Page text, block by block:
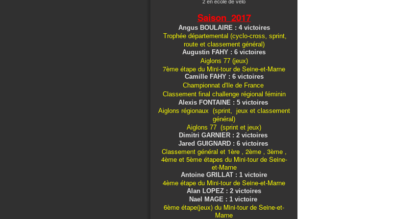
2 en école de vélo
Saison 2017
Angus BOULAIRE : 4 victoires
Trophée départemental (cyclo-cross, sprint,
route et classement général)
Augustin FAHY : 6 victoires
Aiglons 77 (jeux)
7ème étape du Mini-tour de Seine-et-Marne
Camille FAHY : 6 victoires
Championnat d'Ile de France
Classement final challenge régional féminin
Alexis FONTAINE : 5 victoires
Aiglons régionaux (sprint, jeux et classement
général)
Aiglons 77 (sprint et jeux)
Dimitri GARNIER : 2 victoires
Jared GUIGNARD : 6 victoires
Classement général et 1ère , 2ème , 3ème ,
4ème et 5ème étapes du Mini-tour de Seine-
et-Marne
Antoine GRILLAT : 1 victoire
4ème étape du Mini-tour de Seine-et-Marne
Alan LOPEZ : 2 victoires
Nael MAGE : 1 victoire
6ème étape(jeux) du Mini-tour de Seine-et-
Marne